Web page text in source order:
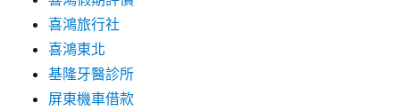
喜鴻旅行社
喜鴻東北
基隆牙醫診所
屏東機車借款